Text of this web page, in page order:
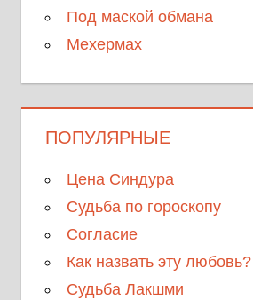
Под маской обмана
Мехермах
ПОПУЛЯРНЫЕ
Цена Синдура
Судьба по гороскопу
Согласие
Как назвать эту любовь?
Судьба Лакшми